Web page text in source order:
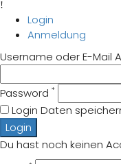
Login
Anmeldung
Username oder E-Mail
Password *
Login Daten
Login
Du hast noch keinen